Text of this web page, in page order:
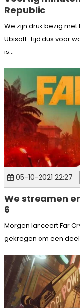
Republic
We zijn druk bezig
Ubisoft. Tijd dus voor
is...
05-10-2021 22:27
We streamen
6
Morgen lanceert Far
gekregen om een